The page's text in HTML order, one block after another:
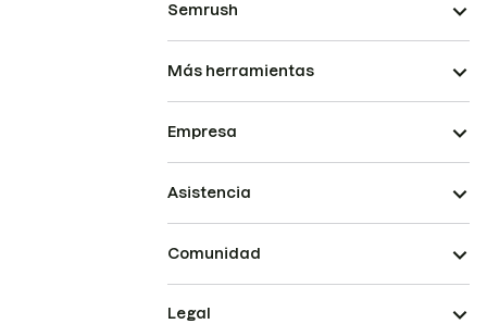
Semrush
Más herramientas
Empresa
Asistencia
Comunidad
Legal